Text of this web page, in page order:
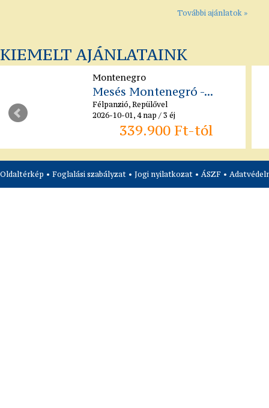
További ajánlatok »
KIEMELT AJÁNLATAINK
Montenegro
Mesés Montenegró -...
Félpanzió, Repülővel
2026-10-01, 4 nap / 3 éj
339.900 Ft-tól
Oldaltérkép • Foglalási szabályzat • Jogi nyilatkozat • ÁSZF •